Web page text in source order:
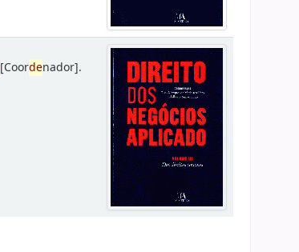
[Coordenador].